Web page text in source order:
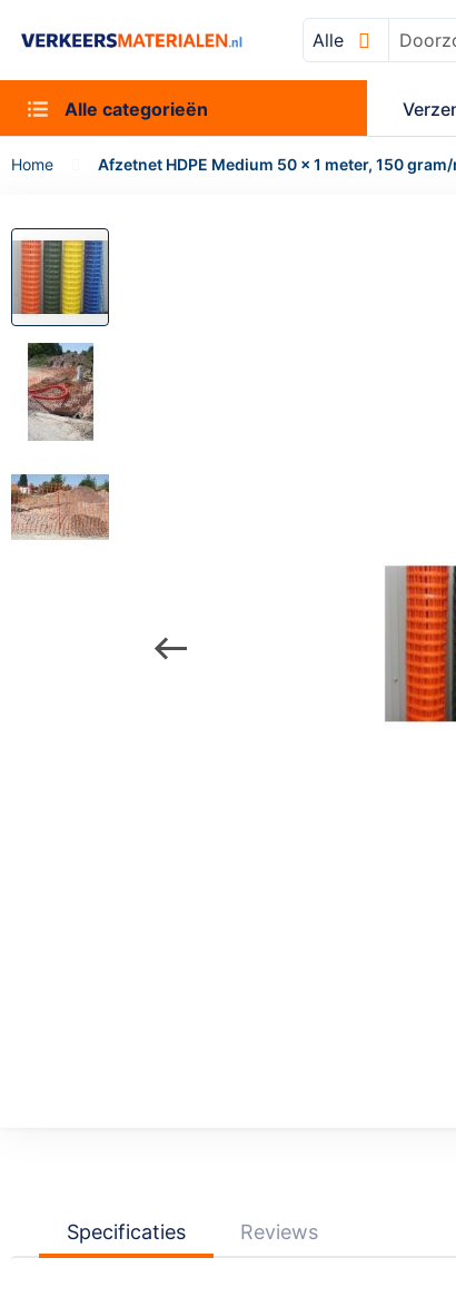
Alle
Alle categorieën
Home Afzetnet HDPE Medium 50 x 1 meter, 150
Ga
naar
het
einde
de
afbeeldingen-
gallerij
afbeeldingen-
gallerij
Specificaties Reviews